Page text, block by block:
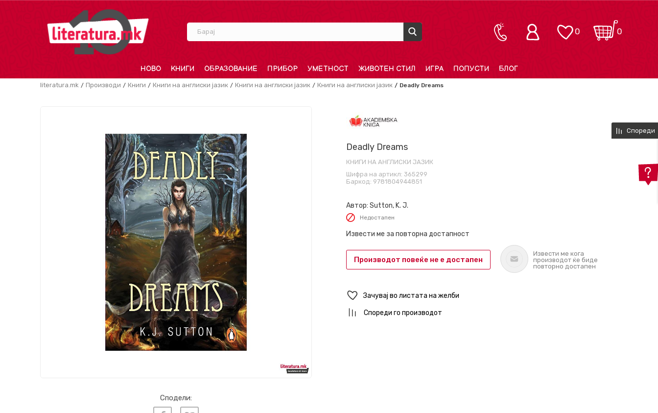
Барај 0
0
НОВО КНИГИ ОБРАЗОВАНИЕ ПРИБОР УМЕТНОСТ ЖИВОТЕН СТИЛ ИГРА ПОПУСТИ БЛОГ
literatura.mk Производи Книги Книги на англиски јазик Книги на англиски јазик Книги на англиски јазик Deadly Dreams
Сподели:
Deadly Dreams
КНИГИ НА АНГЛИСКИ ЈАЗИК
Шифра на артикл: 365299
Баркод: 9781804944851
Автор: Sutton, K. J.
Недостапен
Извести ме за повторна достапност
Производот повеќе не е достапен
Извести ме кога
производот ќе биде
повторно достапен
Зачувај во листата на желби
Спореди го производот
Спореди